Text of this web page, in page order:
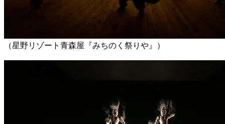
（星野リゾート青森屋『みちのく祭りや』）